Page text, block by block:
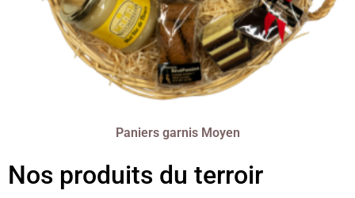
Paniers garnis Moyen
Nos produits du terroir